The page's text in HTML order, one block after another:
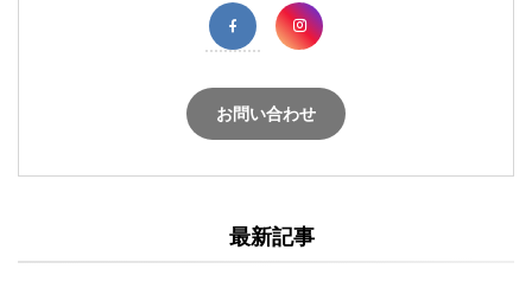
お問い合わせ
最新記事